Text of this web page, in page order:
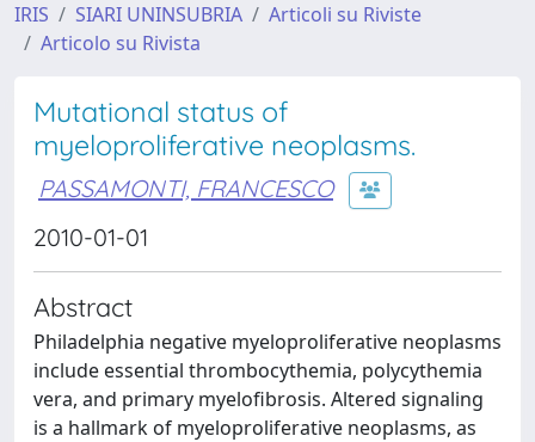
IRIS SIARI UNINSUBRIA
Articoli su Riviste
Articolo su Rivista
Mutational status of
myeloproliferative neoplasms.
PASSAMONTI, FRANCESCO
2010-01-01
Abstract
Philadelphia negative myeloproliferative neoplasms
include essential thrombocythemia, polycythemia
vera, and primary myelofibrosis. Altered signaling
is a hallmark of myeloproliferative neoplasms, as